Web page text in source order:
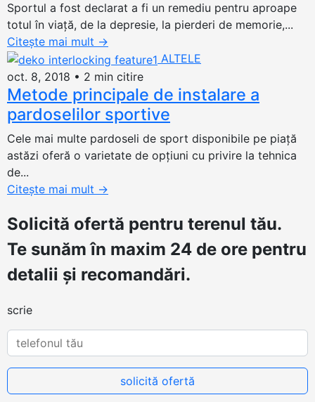
Sportul a fost declarat a fi un remediu pentru aproape
totul în viață, de la depresie, la pierderi de memorie,...
Citește mai mult →
ALTELE
oct. 8, 2018 • 2 min citire
Metode principale de instalare a
pardoselilor sportive
Cele mai multe pardoseli de sport disponibile pe piață
astăzi oferă o varietate de opțiuni cu privire la tehnica
de...
Citește mai mult →
Solicită ofertă pentru terenul tău.
Te sunăm în maxim 24 de ore pentru
detalii și recomandări.
scrie